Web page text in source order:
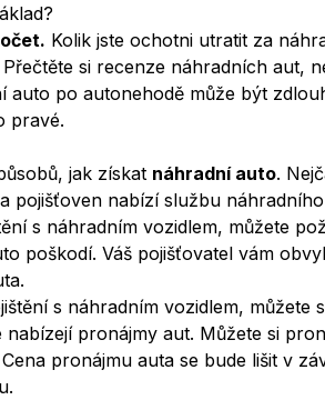
Kolik jste ochotni utratit za
Přečtěte si recenze náhradních aut,
auto po autonehodě může být
pravé.
jak získat náhradní auto.
pojišťoven nabízí službu
s náhradním vozidlem, můžete
poškodí. Váš pojišťovatel vám
s náhradním vozidlem, můžete
pronájmy aut. Můžete si
pronájmu auta se bude lišit v